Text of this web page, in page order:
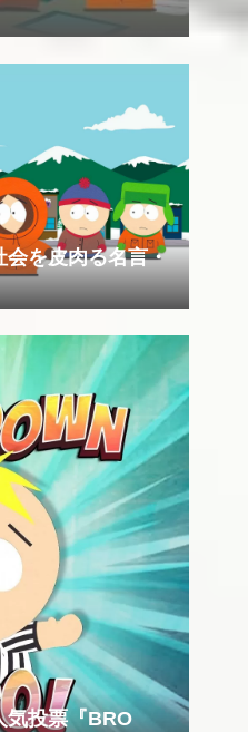
会を皮肉る名言・
気投票『BRO